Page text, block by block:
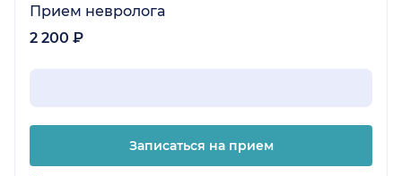
Прием невролога
2 200 ₽
Записаться на прием